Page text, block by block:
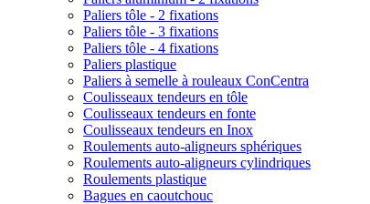
Paliers tôle - 2 fixations
Paliers tôle - 3 fixations
Paliers tôle - 4 fixations
Paliers plastique
Paliers à semelle à rouleaux ConCentra
Coulisseaux tendeurs en tôle
Coulisseaux tendeurs en fonte
Coulisseaux tendeurs en Inox
Roulements auto-aligneurs sphériques
Roulements auto-aligneurs cylindriques
Roulements plastique
Bagues en caoutchouc